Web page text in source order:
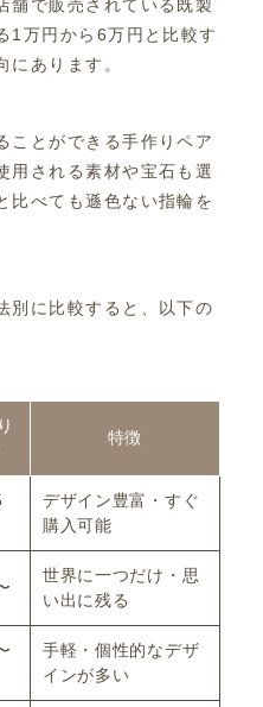
舗で販売されている既製
1万円から6万円と比較す
にあります。
ことができる手作りペア
用される素材や宝石も選
比べても遜色ない指輪を
別に比較すると、以下の
特徴
デザイン豊富・すぐ
購入可能
世界に一つだけ・思
い出に残る
手軽・個性的なデザ
インが多い